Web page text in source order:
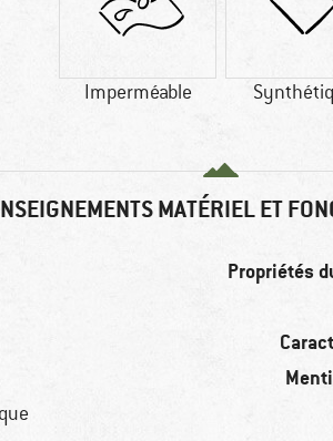
Imperméable
MATÉRIEL ET
Propriétés